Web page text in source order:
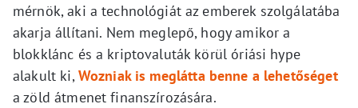
mérnök, aki a technológiát az emberek szolgálatába
akarja állítani. Nem meglepő, hogy amikor a
blokklánc és a kriptovaluták körül óriási hype
alakult ki,Wozniak is meglátta benne a lehetőséget
a zöld átmenet finanszírozására.